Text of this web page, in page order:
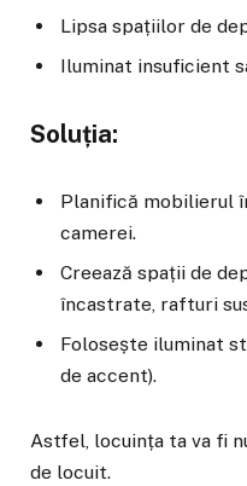
Lipsa spațiilor de
Iluminat insuficient
Soluția:
Planifică mobilierul
camerei.
Creează spații de
încastrate, rafturi
Folosește iluminat
de accent).
Astfel, locuința ta va fi
de locuit.